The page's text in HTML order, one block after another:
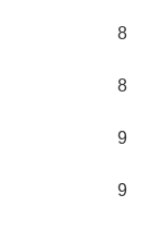
8
8
9
9